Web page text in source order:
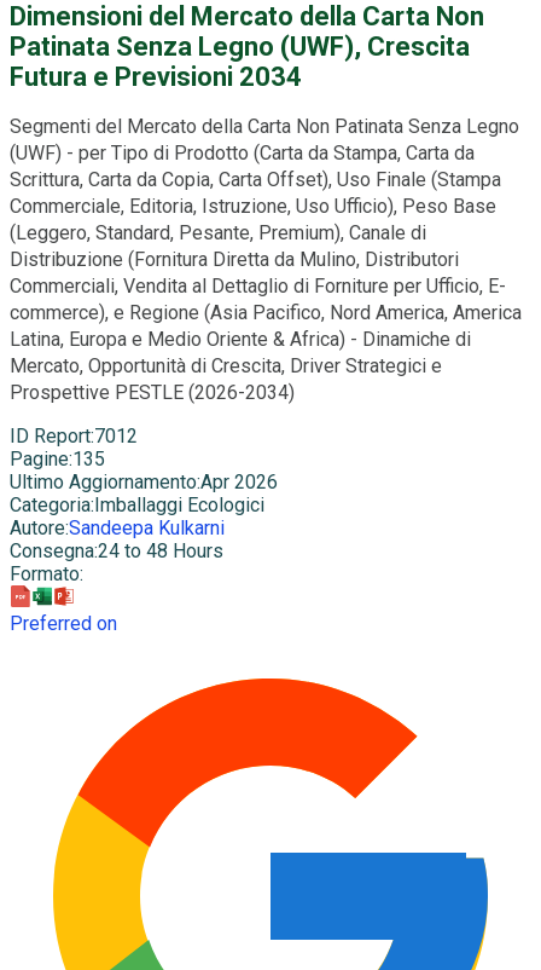
Dimensioni del Mercato della Carta Non
Patinata Senza Legno (UWF), Crescita
Futura e Previsioni 2034
Segmenti del Mercato della Carta Non Patinata Senza Legno
(UWF) - per Tipo di Prodotto (Carta da Stampa, Carta da
Scrittura, Carta da Copia, Carta Offset), Uso Finale (Stampa
Commerciale, Editoria, Istruzione, Uso Ufficio), Peso Base
(Leggero, Standard, Pesante, Premium), Canale di
Distribuzione (Fornitura Diretta da Mulino, Distributori
Commerciali, Vendita al Dettaglio di Forniture per Ufficio, E-
commerce), e Regione (Asia Pacifico, Nord America, America
Latina, Europa e Medio Oriente & Africa) - Dinamiche di
Mercato, Opportunità di Crescita, Driver Strategici e
Prospettive PESTLE (2026-2034)
ID Report:7012
Pagine:135
Ultimo Aggiornamento:Apr 2026
Categoria: Imballaggi Ecologici
Autore:Sandeepa Kulkarni
Consegna:24 to 48 Hours
Formato:
Preferred on